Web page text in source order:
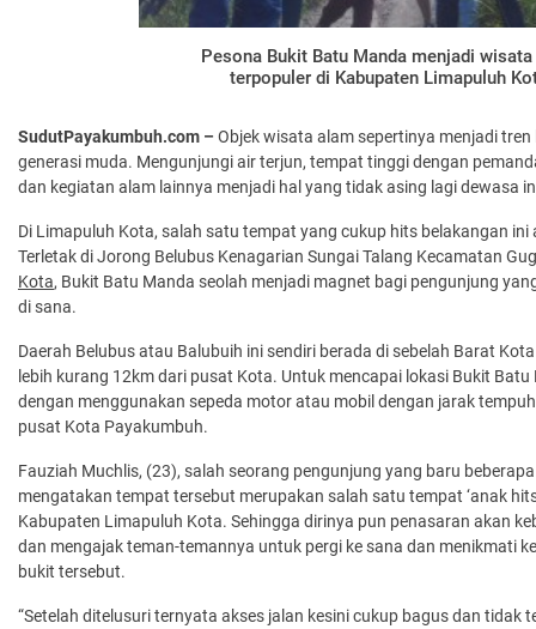
Pesona Bukit Batu Manda menjadi
terpopuler di Kabupaten Limapuluh
SudutPayakumbuh.com – Objek wisata alam sepertinya menjadi
generasi muda. Mengunjungi air terjun, tempat tinggi dengan
dan kegiatan alam lainnya menjadi hal yang tidak asing lagi dewasa
Di Limapuluh Kota, salah satu tempat yang cukup hits belakangan
Terletak di Jorong Belubus Kenagarian Sungai Talang Kecamatan
Kota, Bukit Batu Manda seolah menjadi magnet bagi pengunjung
di sana.
Daerah Belubus atau Balubuih ini sendiri berada di sebelah Barat
lebih kurang 12km dari pusat Kota. Untuk mencapai lokasi Bukit
dengan menggunakan sepeda motor atau mobil dengan jarak
pusat Kota Payakumbuh.
Fauziah Muchlis, (23), salah seorang pengunjung yang baru
mengatakan tempat tersebut merupakan salah satu tempat ‘anak
Kabupaten Limapuluh Kota. Sehingga dirinya pun penasaran akan
dan mengajak teman-temannya untuk pergi ke sana dan menikmati
bukit tersebut.
“Setelah ditelusuri ternyata akses jalan kesini cukup bagus dan tidak